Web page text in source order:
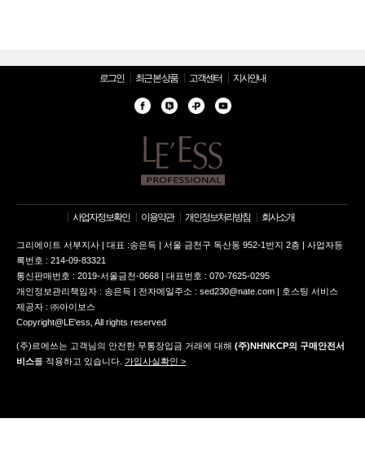
로그인 최근 본 상품 고객센터 지사안내
사업자정보확인 이용약관 개인정보처리방침 회사소개
그리에이트 서부지사 | 대표 :송은득 | 서울 금천구 독산동 952-1번지 2층 | 사업자등
록번호 : 214-09-83321
통신판매번호 : 2019-서울금천-0668 | 대표번호 : 070-7625-0295
개인정보관리책임자 : 송은득 | 전자메일주소 : sed230@nate.com | 호스팅 서비스
제공자 : ㈜아이보스
Copyright@LE'ess, All rights reserved
(주)르에쓰는 고객님의 안전한 무통장입금 거래에 대해 (주)NHNKCP의 구매안전서
비스를 적용하고 있습니다. 가입사실확인 >